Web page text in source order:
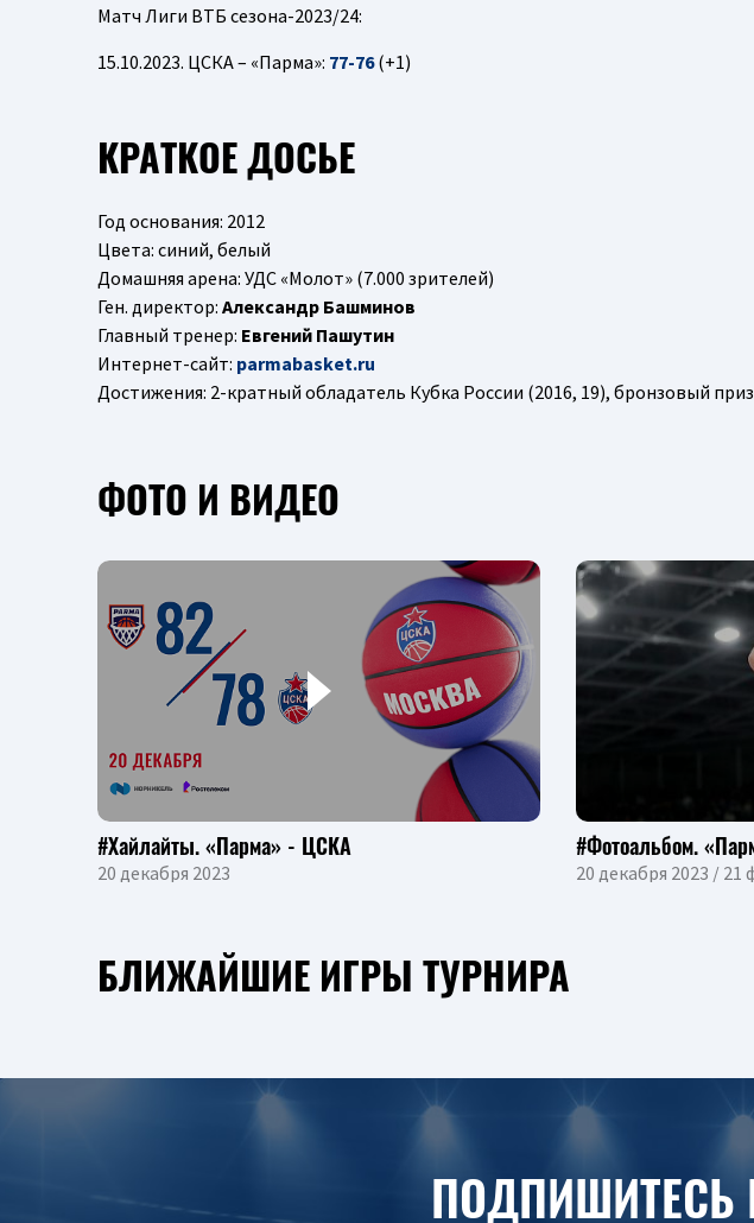
Матч Лиги ВТБ сезона-2023/24:
15.10.2023. ЦСКА – «Парма»: 77-76(+1)
КРАТКОЕ ДОСЬЕ
Год основания: 2012
Цвета: синий, белый
Домашняя арена: УДС «Молот» (7.000 зрителей)
Ген. директор: Александр Башминов
Главный тренер: Евгений Пашутин
Интернет-сайт: parmabasket.ru
Достижения: 2-кратный обладатель Кубка России (2016, 19), бронзовый
ФОТО И ВИДЕО
#Хайлайты. «Парма» - ЦСКА
20 декабря 2023
#Фотоальбом.
20 декабря 2023 / 21
БЛИЖАЙШИЕ ИГРЫ ТУРНИРА